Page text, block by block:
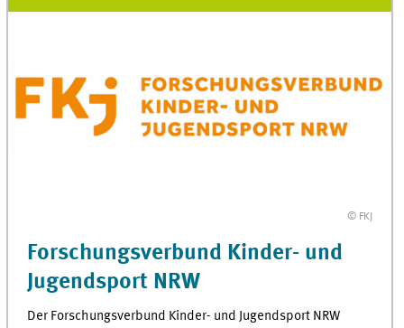
© FKJ
Forschungsverbund Kinder- und
Jugendsport NRW
Der Forschungsverbund Kinder- und Jugendsport NRW